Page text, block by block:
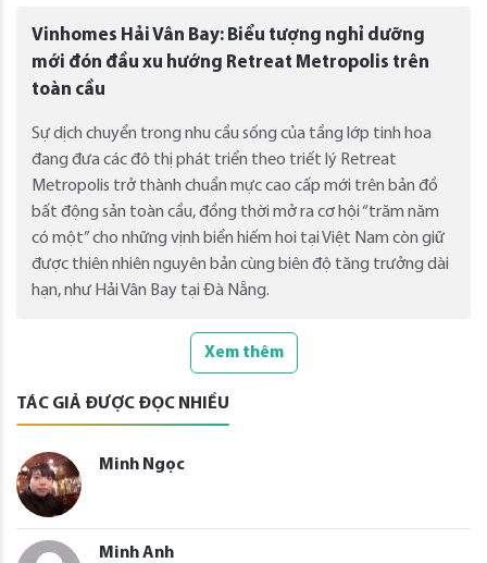
Vinhomes Hải Vân Bay: Biểu tượng nghỉ dưỡng
mới đón đầu xu hướng Retreat Metropolis trên
toàn cầu
Sự dịch chuyển trong nhu cầu sống của tầng lớp tinh hoa
đang đưa các đô thị phát triển theo triết lý Retreat
Metropolis trở thành chuẩn mực cao cấp mới trên bản đồ
bất động sản toàn cầu, đồng thời mở ra cơ hội “trăm năm
có một” cho những vịnh biển hiếm hoi tại Việt Nam còn giữ
được thiên nhiên nguyên bản cùng biên độ tăng trưởng dài
hạn, như Hải Vân Bay tại Đà Nẵng.
Xem thêm
TÁC GIẢ ĐƯỢC ĐỌC NHIỀU
Minh Ngọc
Minh Anh